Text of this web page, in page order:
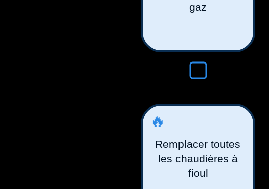
gaz
🔥
Remplacer toutes
les chaudières à
fioul